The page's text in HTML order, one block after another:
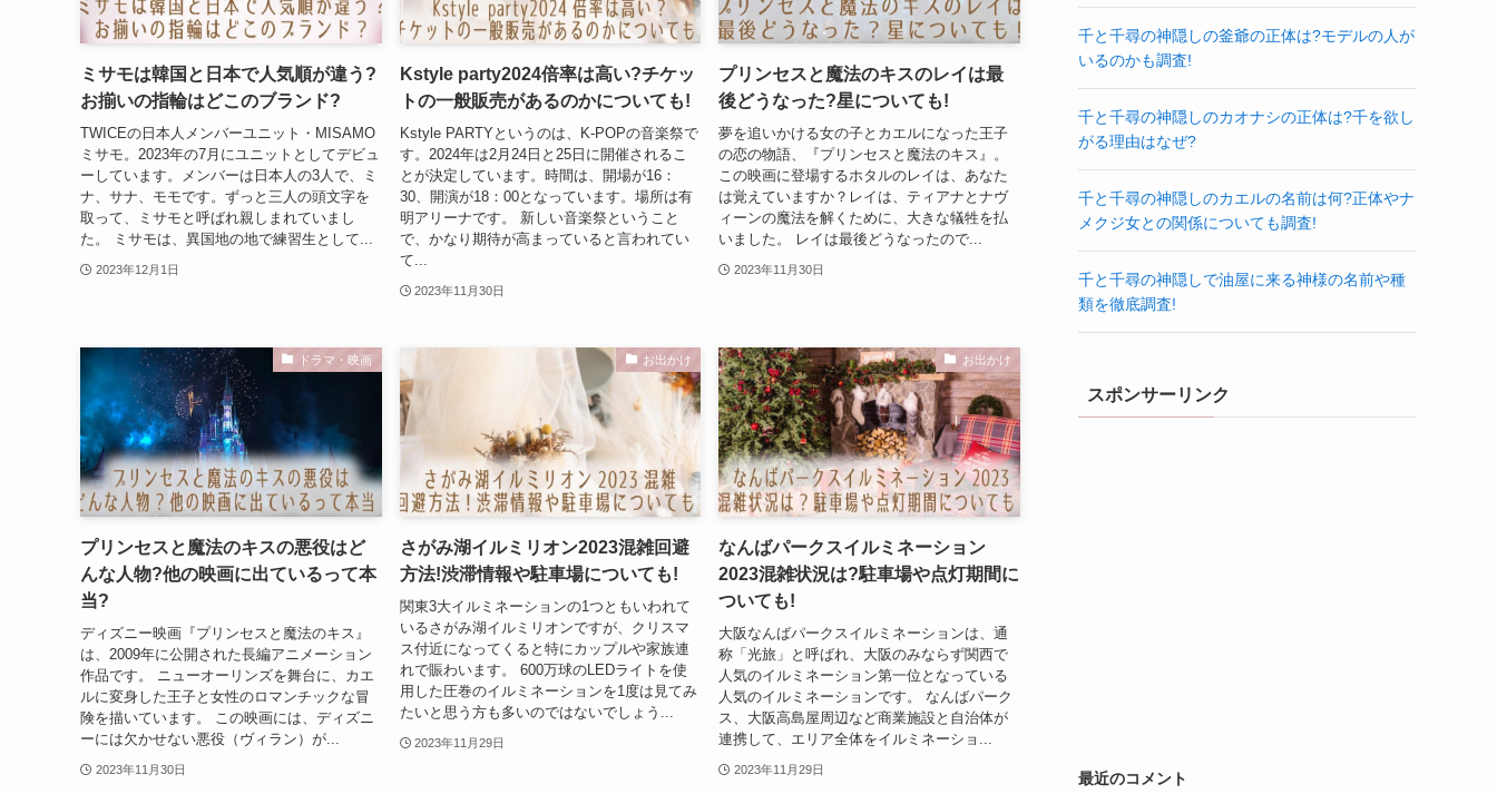
ミサモは韓国と日本で人気順が違う?
お揃いの指輪はどこのブランド?
TWICEの日本人メンバーユニット・MISAMO
ミサモ。2023年の7月にユニットとしてデビュ
ーしています。メンバーは日本人の3人で、ミ
ナ、サナ、モモです。ずっと三人の頭文字を
取って、ミサモと呼ばれ親しまれていまし
た。 ミサモは、異国地の地で練習生として...
2023年12月1日
Kstyle party2024倍率は高い?チケッ
トの一般販売があるのかについても!
Kstyle PARTYというのは、K-POPの音楽祭で
す。2024年は2月24日と25日に開催されるこ
とが決定しています。時間は、開場が16：
30、開演が18：00となっています。場所は有
明アリーナです。 新しい音楽祭ということ
で、かなり期待が高まっていると言われてい
て...
2023年11月30日
プリンセスと魔法のキスのレイは最
後どうなった?星についても!
夢を追いかける女の子とカエルになった王子
の恋の物語、『プリンセスと魔法のキス』。
この映画に登場するホタルのレイは、あなた
は覚えていますか？レイは、ティアナとナヴ
ィーンの魔法を解くために、大きな犠牲を払
いました。 レイは最後どうなったので...
2023年11月30日
ドラマ・映画
プリンセスと魔法のキスの悪役はど
んな人物?他の映画に出ているって本
当?
ディズニー映画『プリンセスと魔法のキス』
は、2009年に公開された長編アニメーション
作品です。 ニューオーリンズを舞台に、カエ
ルに変身した王子と女性のロマンチックな冒
険を描いています。 この映画には、ディズニ
ーには欠かせない悪役（ヴィラン）が...
2023年11月30日
お出かけ
さがみ湖イルミリオン2023混雑回避
方法!渋滞情報や駐車場についても!
関東3大イルミネーションの1つともいわれて
いるさがみ湖イルミリオンですが、クリスマ
ス付近になってくると特にカップルや家族連
れで賑わいます。 600万球のLEDライトを使
用した圧巻のイルミネーションを1度は見てみ
たいと思う方も多いのではないでしょう...
2023年11月29日
お出かけ
なんばパークスイルミネーション
2023混雑状況は?駐車場や点灯期間に
ついても!
大阪なんばパークスイルミネーションは、通
称「光旅」と呼ばれ、大阪のみならず関西で
人気のイルミネーション第一位となっている
人気のイルミネーションです。 なんばパーク
ス、大阪高島屋周辺など商業施設と自治体が
連携して、エリア全体をイルミネーショ...
2023年11月29日
千と千尋の神隠しの釜爺の正体は?モデルの人が
いるのかも調査!
千と千尋の神隠しのカオナシの正体は?千を欲し
がる理由はなぜ?
千と千尋の神隠しのカエルの名前は何?正体やナ
メクジ女との関係についても調査!
千と千尋の神隠しで油屋に来る神様の名前や種
類を徹底調査!
スポンサーリンク
最近のコメント